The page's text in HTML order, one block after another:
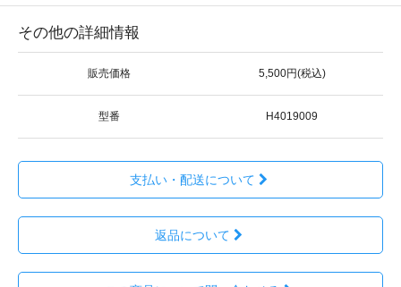
その他の詳細情報
販売価格 5,500円(税込)
型番 H4019009
支払い・配送について
返品について